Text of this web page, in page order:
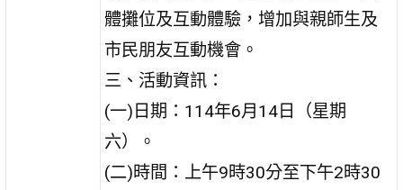
體攤位及互動體驗，增加與親師生及
市民朋友互動機會。
三、活動資訊：
(一)日期：114年6月14日（星期
六）。
(二)時間：上午9時30分至下午2時30